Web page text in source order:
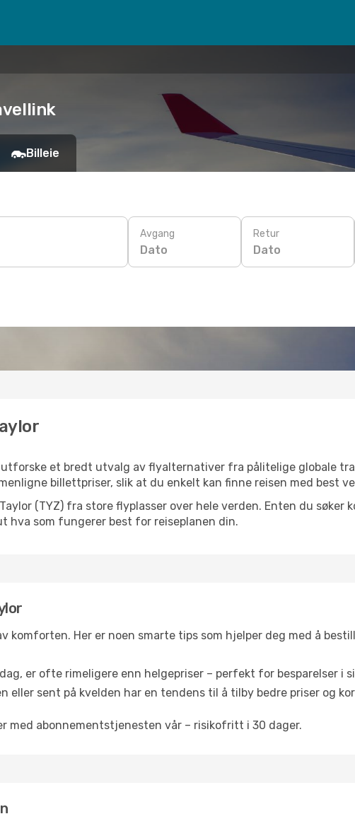
Billeie
Avgang
Dato
Retur
Dato
et bredt utvalg av flyalternativer fra pålitelige globale
billettpriser, slik at du enkelt kan finne reisen med best
(TYZ) fra store flyplasser over hele verden. Enten du søker
hva som fungerer best for reiseplanen din.
Her er noen smarte tips som hjelper deg med å
er ofte rimeligere enn helgepriser – perfekt for besparelser i
eller sent på kvelden har en tendens til å tilby bedre priser og
med abonnementstjenesten vår – risikofritt i 30 dager.